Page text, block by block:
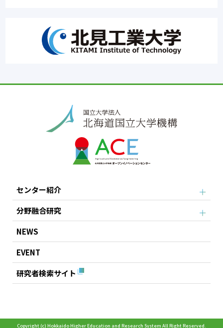
センター紹介
分野融合研究
NEWS
EVENT
研究者検索サイト
Copyright (c) Hokkaido Higher Education and Research System All Right Reserved.